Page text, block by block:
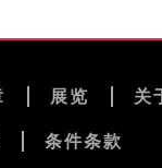
展览 关
条件条款